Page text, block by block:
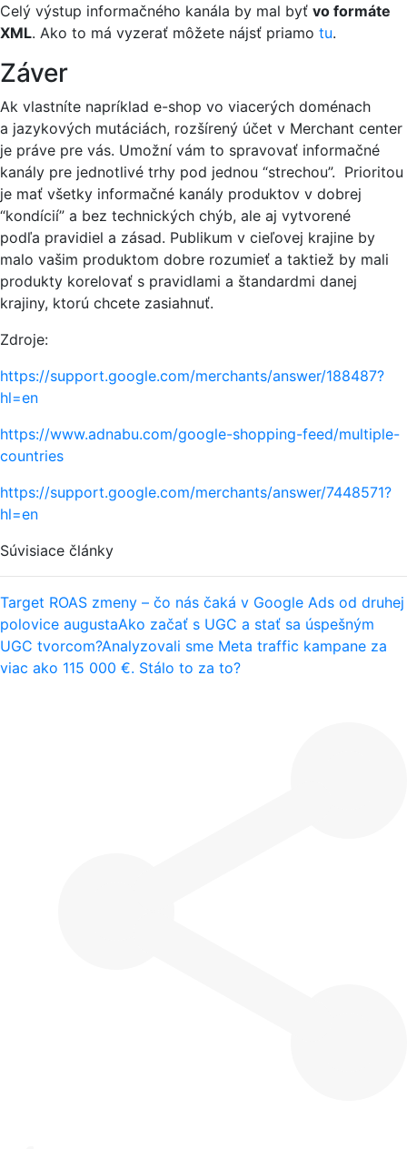
Celý výstup informačného kanála by mal byť vo formáte
XML. Ako to má vyzerať môžete nájsť priamo tu.
Záver
Ak vlastníte napríklad e-shop vo viacerých doménach
a jazykových mutáciách, rozšírený účet v Merchant center
je práve pre vás. Umožní vám to spravovať informačné
kanály pre jednotlivé trhy pod jednou “strechou”. Prioritou
je mať všetky informačné kanály produktov v dobrej
“kondícií” a bez technických chýb, ale aj vytvorené
podľa pravidiel a zásad. Publikum v cieľovej krajine by
malo vašim produktom dobre rozumieť a taktiež by mali
produkty korelovať s pravidlami a štandardmi danej
krajiny, ktorú chcete zasiahnuť.
Zdroje:
https://support.google.com/merchants/answer/188487?
hl=en
https://www.adnabu.com/google-shopping-feed/multiple-
countries
https://support.google.com/merchants/answer/7448571?
hl=en
Súvisiace články
Target ROAS zmeny – čo nás čaká v Google Ads od druhej
polovice augustaAko začať s UGC a stať sa úspešným
UGC tvorcom?Analyzovali sme Meta traffic kampane za
viac ako 115 000 €. Stálo to za to?